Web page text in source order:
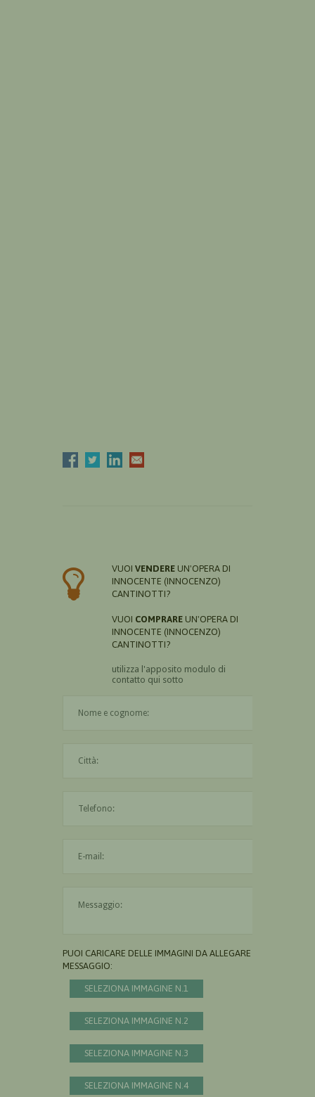
VUOI VENDERE UN'OPERA DI
INNOCENTE (INNOCENZO)
CANTINOTTI?
VUOI COMPRARE UN'OPERA DI
INNOCENTE (INNOCENZO)
CANTINOTTI?
utilizza l'apposito modulo di
contatto qui sotto
PUOI CARICARE DELLE IMMAGINI DA ALLEGARE AL
MESSAGGIO:
SELEZIONA IMMAGINE N.1
SELEZIONA IMMAGINE N.2
SELEZIONA IMMAGINE N.3
SELEZIONA IMMAGINE N.4